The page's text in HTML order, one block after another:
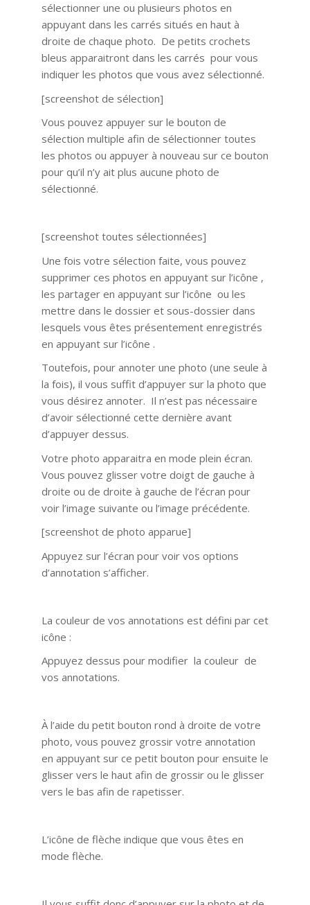
sélectionner une ou plusieurs photos en
appuyant dans les carrés situés en haut à
droite de chaque photo. De petits crochets
bleus apparaitront dans les carrés pour vous
indiquer les photos que vous avez sélectionné.
[screenshot de sélection]
Vous pouvez appuyer sur le bouton de
sélection multiple afin de sélectionner toutes
les photos ou appuyer à nouveau sur ce bouton
pour qu’il n’y ait plus aucune photo de
sélectionné.
[screenshot toutes sélectionnées]
Une fois votre sélection faite, vous pouvez
supprimer ces photos en appuyant sur l’icône ,
les partager en appuyant sur l’icône ou les
mettre dans le dossier et sous-dossier dans
lesquels vous êtes présentement enregistrés
en appuyant sur l’icône .
Toutefois, pour annoter une photo (une seule à
la fois), il vous suffit d’appuyer sur la photo que
vous désirez annoter. Il n’est pas nécessaire
d’avoir sélectionné cette dernière avant
d’appuyer dessus.
Votre photo apparaitra en mode plein écran.
Vous pouvez glisser votre doigt de gauche à
droite ou de droite à gauche de l’écran pour
voir l’image suivante ou l’image précédente.
[screenshot de photo apparue]
Appuyez sur l’écran pour voir vos options
d’annotation s’afficher.
La couleur de vos annotations est défini par cet
icône :
Appuyez dessus pour modifier la couleur de
vos annotations.
À l’aide du petit bouton rond à droite de votre
photo, vous pouvez grossir votre annotation
en appuyant sur ce petit bouton pour ensuite le
glisser vers le haut afin de grossir ou le glisser
vers le bas afin de rapetisser.
L’icône de flèche indique que vous êtes en
mode flèche.